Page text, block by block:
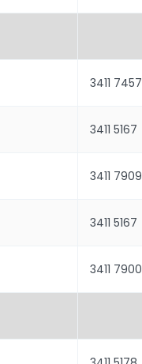
3411 7457
3411 5167
3411 7909
3411 5167
3411 7900